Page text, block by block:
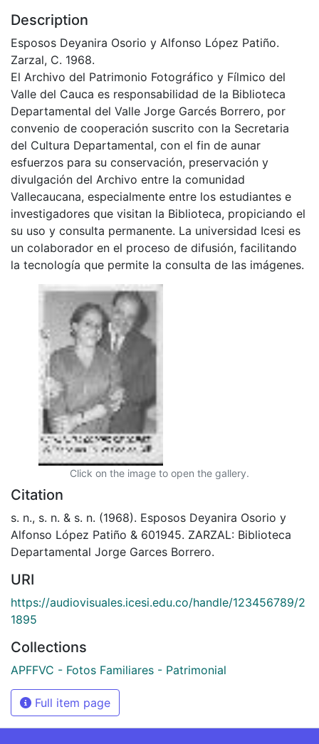
Description
Esposos Deyanira Osorio y Alfonso López Patiño.
Zarzal, C. 1968.
El Archivo del Patrimonio Fotográfico y Fílmico del
Valle del Cauca es responsabilidad de la Biblioteca
Departamental del Valle Jorge Garcés Borrero, por
convenio de cooperación suscrito con la Secretaria
del Cultura Departamental, con el fin de aunar
esfuerzos para su conservación, preservación y
divulgación del Archivo entre la comunidad
Vallecaucana, especialmente entre los estudiantes e
investigadores que visitan la Biblioteca, propiciando el
su uso y consulta permanente. La universidad Icesi es
un colaborador en el proceso de difusión, facilitando
la tecnología que permite la consulta de las imágenes.
Click on the image to open the gallery.
Citation
s. n., s. n. & s. n. (1968). Esposos Deyanira Osorio y
Alfonso López Patiño & 601945. ZARZAL: Biblioteca
Departamental Jorge Garces Borrero.
URI
https://audiovisuales.icesi.edu.co/handle/123456789/2
1895
Collections
APFFVC - Fotos Familiares - Patrimonial
Full item page